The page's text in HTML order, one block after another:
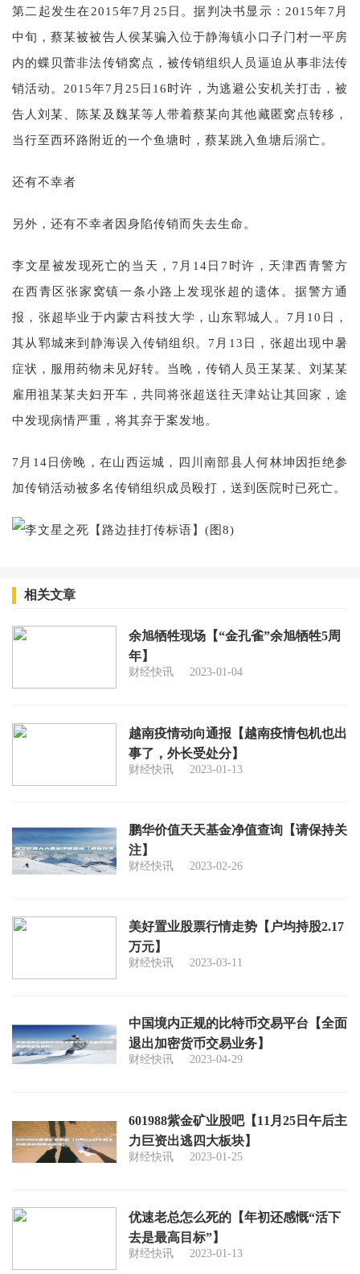
第二起发生在2015年7月25日。据判决书显示：2015年7月
中旬，蔡某被被告人侯某骗入位于静海镇小口子门村一平房
内的蝶贝蕾非法传销窝点，被传销组织人员逼迫从事非法传
销活动。2015年7月25日16时许，为逃避公安机关打击，被
告人刘某、陈某及魏某等人带着蔡某向其他藏匿窝点转移，
当行至西环路附近的一个鱼塘时，蔡某跳入鱼塘后溺亡。
还有不幸者
另外，还有不幸者因身陷传销而失去生命。
李文星被发现死亡的当天，7月14日7时许，天津西青警方
在西青区张家窝镇一条小路上发现张超的遗体。据警方通
报，张超毕业于内蒙古科技大学，山东郓城人。7月10日，
其从郓城来到静海误入传销组织。7月13日，张超出现中暑
症状，服用药物未见好转。当晚，传销人员王某某、刘某某
雇用祖某某夫妇开车，共同将张超送往天津站让其回家，途
中发现病情严重，将其弃于案发地。
7月14日傍晚，在山西运城，四川南部县人何林坤因拒绝参
加传销活动被多名传销组织成员殴打，送到医院时已死亡。
相关文章
余旭牺牲现场【“金孔雀”余旭牺牲5周
年】
财经快讯 2023-01-04
越南疫情动向通报【越南疫情包机也出
事了，外长受处分】
财经快讯 2023-01-13
鹏华价值天天基金净值查询【请保持关
注】
财经快讯 2023-02-26
美好置业股票行情走势【户均持股2.17
万元】
财经快讯 2023-03-11
中国境内正规的比特币交易平台【全面
退出加密货币交易业务】
财经快讯 2023-04-29
601988紫金矿业股吧【11月25日午后主
力巨资出逃四大板块】
财经快讯 2023-01-25
优速老总怎么死的【年初还感慨“活下
去是最高目标”】
财经快讯 2023-01-13